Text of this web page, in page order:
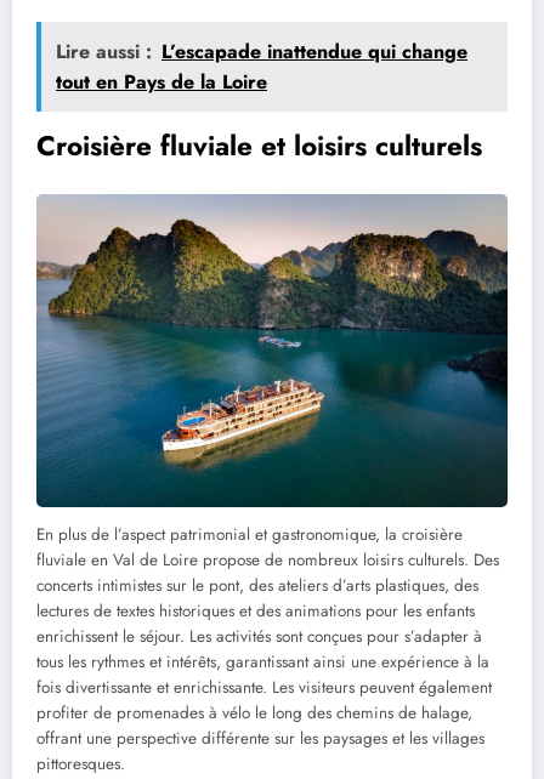
Lire aussi : L’escapade inattendue qui change
tout en Pays de la Loire
Croisière fluviale et loisirs culturels
En plus de l’aspect patrimonial et gastronomique, la croisière
fluviale en Val de Loire propose de nombreux loisirs culturels. Des
concerts intimistes sur le pont, des ateliers d’arts plastiques, des
lectures de textes historiques et des animations pour les enfants
enrichissent le séjour. Les activités sont conçues pour s’adapter à
tous les rythmes et intérêts, garantissant ainsi une expérience à la
fois divertissante et enrichissante. Les visiteurs peuvent également
profiter de promenades à vélo le long des chemins de halage,
offrant une perspective différente sur les paysages et les villages
pittoresques.